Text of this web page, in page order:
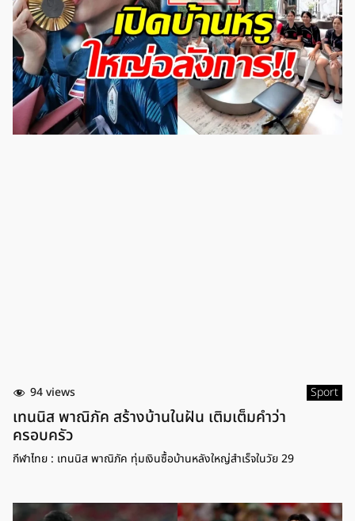
94 views Sport
เทนนิส พาณิภัค สร้างบ้านในฝัน เติมเต็มคำว่า
ครอบครัว
กีฬาไทย : เทนนิส พาณิภัค ทุ่มเงินซื้อบ้านหลังใหญ่สำเร็จในวัย 29